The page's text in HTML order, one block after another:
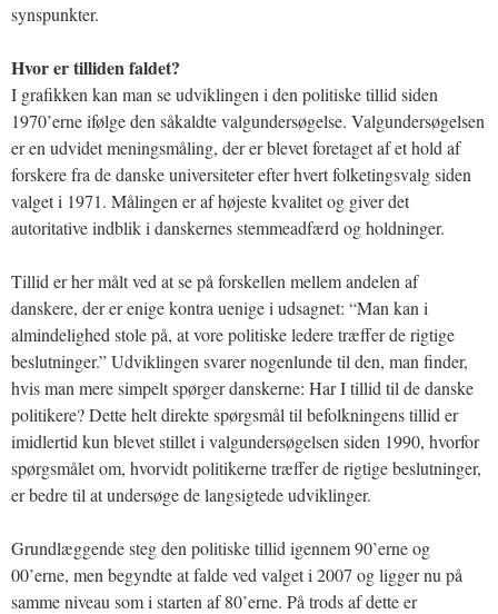
synspunkter.
Hvor er tilliden faldet?
I grafikken kan man se udviklingen i den politiske tillid siden
1970’erne ifølge den såkaldte valgundersøgelse. Valgundersøgelsen
er en udvidet meningsmåling, der er blevet foretaget af et hold af
forskere fra de danske universiteter efter hvert folketingsvalg siden
valget i 1971. Målingen er af højeste kvalitet og giver det
autoritative indblik i danskernes stemmeadfærd og holdninger.
Tillid er her målt ved at se på forskellen mellem andelen af
danskere, der er enige kontra uenige i udsagnet: “Man kan i
almindelighed stole på, at vore politiske ledere træffer de rigtige
beslutninger.” Udviklingen svarer nogenlunde til den, man finder,
hvis man mere simpelt spørger danskerne: Har I tillid til de danske
politikere? Dette helt direkte spørgsmål til befolkningens tillid er
imidlertid kun blevet stillet i valgundersøgelsen siden 1990, hvorfor
spørgsmålet om, hvorvidt politikerne træffer de rigtige beslutninger,
er bedre til at undersøge de langsigtede udviklinger.
Grundlæggende steg den politiske tillid igennem 90’erne og
00’erne, men begyndte at falde ved valget i 2007 og ligger nu på
samme niveau som i starten af 80’erne. På trods af dette er